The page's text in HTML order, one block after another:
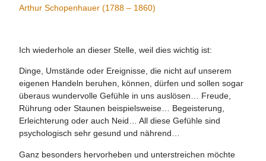
Arthur Schopenhauer (1788 – 1860)
Ich wiederhole an dieser Stelle, weil dies wichtig ist:
Dinge, Umstände oder Ereignisse, die nicht auf unserem
eigenen Handeln beruhen, können, dürfen und sollen sogar
überaus wundervolle Gefühle in uns auslösen… Freude,
Rührung oder Staunen beispielsweise… Begeisterung,
Erleichterung oder auch Neid… All diese Gefühle sind
psychologisch sehr gesund und nährend…
Ganz besonders hervorheben und unterstreichen möchte